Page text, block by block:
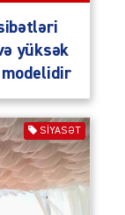
yüksək
SIYASƏT